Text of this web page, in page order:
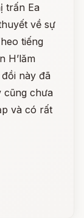
trấn Ea
về sự
tiếng
H’lăm
này đã
cũng chưa
và có rất